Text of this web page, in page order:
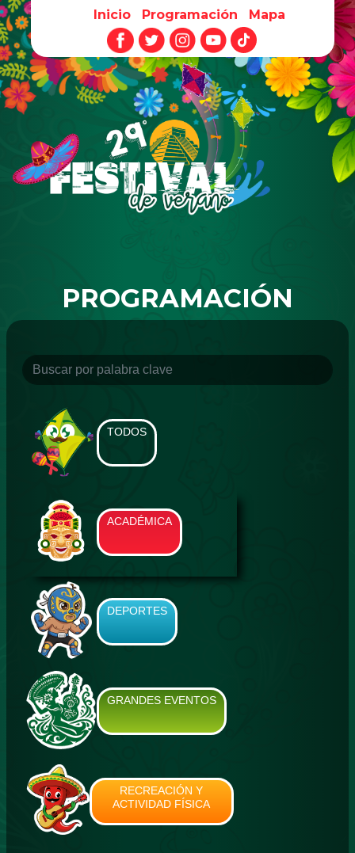
Pasar al contenido principal
Inicio Programación Mapa
PROGRAMACIÓN
TODOS
ACADÉMICA
DEPORTES
GRANDES EVENTOS
RECREACIÓN Y
ACTIVIDAD FÍSICA